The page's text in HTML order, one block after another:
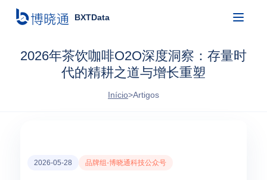
BXTData
2026年茶饮咖啡O2O深度洞察：存量时
代的精耕之道与增长重塑
Início>Artigos
2026-05-28 品牌组-博晓通科技公众号